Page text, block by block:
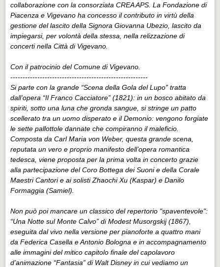
collaborazione con la consorziata CREA APS. La Fondazione di
Piacenza e Vigevano ha concesso il contributo in virtù della
gestione del lascito della Signora Giovanna Ubezio, lascito da
impiegarsi, per volontà della stessa, nella relizzazione di
concerti nella Città di Vigevano.
Con il patrocinio del Comune di Vigevano.
--------------------------------------------------------
Si parte con la grande “Scena della Gola del Lupo” tratta
dall’opera “Il Franco Cacciatore” (1821): in un bosco abitato da
spiriti, sotto una luna che gronda sangue, si stringe un patto
scellerato tra un uomo disperato e il Demonio: vengono forgiate
le sette pallottole dannate che compiranno il maleficio.
Composta da Carl Maria von Weber, questa grande scena,
reputata un vero e proprio manifesto dell’opera romantica
tedesca, viene proposta per la prima volta in concerto grazie
alla partecipazione del Coro Bottega dei Suoni e della Corale
Maestri Cantori e ai solisti Zhaochi Xu (Kaspar) e Danilo
Formaggia (Samiel).
Non può poi mancare un classico del repertorio "spaventevole":
“Una Notte sul Monte Calvo” di Modest Musorgskij (1867),
eseguita dal vivo nella versione per pianoforte a quattro mani
da Federica Casella e Antonio Bologna e in accompagnamento
alle immagini del mitico capitolo finale del capolavoro
d’animazione “Fantasia” di Walt Disney in cui vediamo un